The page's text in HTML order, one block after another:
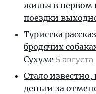
жилья в первом
поездки
Туристка
бродячих
Сухуме 5 августа
Стало известно,
деньги за